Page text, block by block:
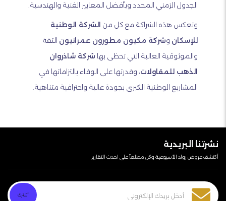
الجدول الزمني المحدد وبأفضل المعايير الفنية والهندسية.
وتعكس هذه الشراكة مع كل من
الشركة الوطنية
للإسكان وشركة مكيون مطورون عمرانيون الثقة
والموثوقية العالية التي تحظى بها شركة شاذروان
الذهب للمقاولات، وقدرتها على الوفاء بالتزاماتها في
المشاريع الوطنية الكبرى بجودة عالية واحترافية متناهية.
نشرتنا البريدية
أكتشف عروض رواد الأسبوعية وكن مطلعآ علي احدث التقارير